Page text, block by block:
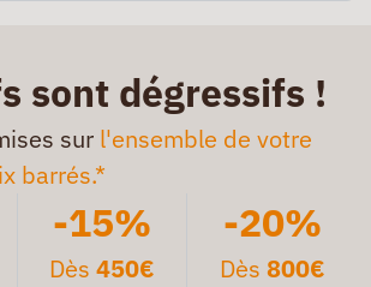
sont dégressifs !
sur l'ensemble de votre
barrés.*
-15%
Dès 450€
-20%
Dès 800€